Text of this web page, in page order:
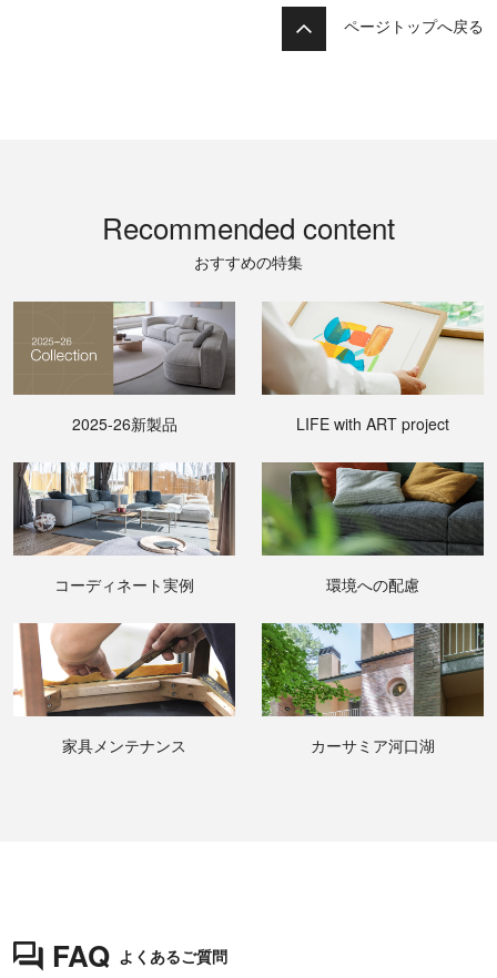
ページトップへ戻る
Recommended content
おすすめの特集
2025-26新製品 LIFE with ART project
コーディネート実例 環境への配慮
家具メンテナンス カーサミア河口湖
FAQ よくあるご質問